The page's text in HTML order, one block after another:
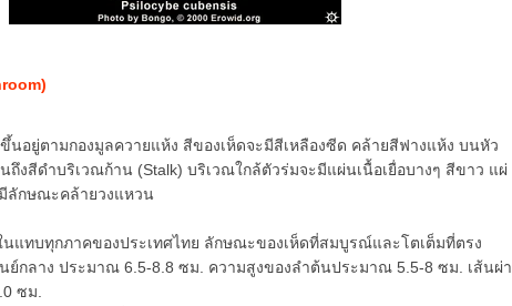
นอยู่ตามกองมูลควายแห้ง สีของเห็ดจะมีสีเหลืองซีด คล้ายสีฟางแห้ง บนหัว
งสีดำบริเวณก้าน (Stalk) บริเวณใกล้ตัวร่มจะมีแผ่นเนื้อเยื่อบางๆ สีขาว แผ่
ลักษณะคล้ายวงแหวน
แทบทุกภาคของประเทศไทย ลักษณะของเห็ดที่สมบูรณ์และโตเต็มที่ตรง
ย์กลาง ประมาณ 6.5-8.8 ซม. ความสูงของลำต้นประมาณ 5.5-8 ซม. เส้นผ่า
ซม.